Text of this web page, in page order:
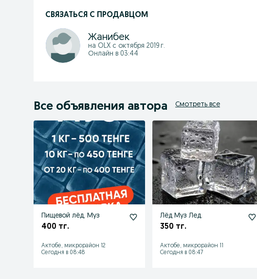
СВЯЗАТЬСЯ С ПРОДАВЦОМ
Жанибек
на OLX с октября 2019 г.
Онлайн в 03:44
Все объявления автора Смотреть все
Пищевой лёд, Муз
400 тг.
Актобе, микрорайон 12
Сегодня в 08:48
Лёд Муз Лед.
350 тг.
Актобе, микрорайон 11
Сегодня в 08:47